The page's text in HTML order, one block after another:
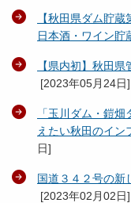
【秋田県ダム貯
日本酒・ワイン貯
【県内初】秋田
[2023年05月24日]
「玉川ダム・鎧
えたい秋田のイン
日]
国道３４２号の新
[2023年02月02日]